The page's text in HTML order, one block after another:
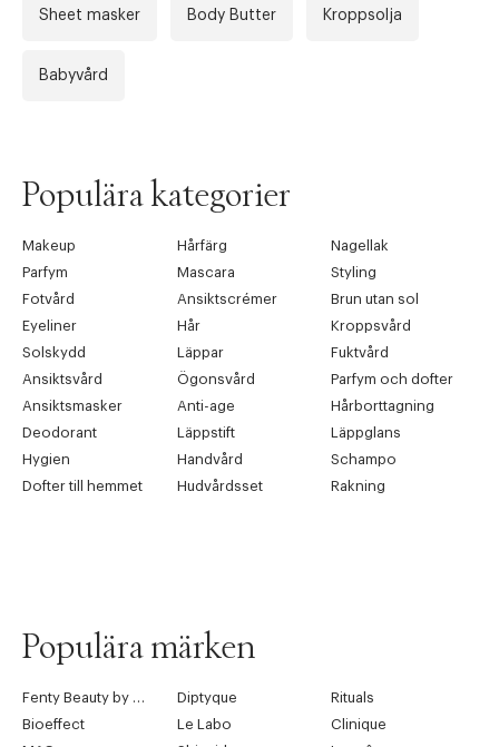
Sheet masker Body Butter Kroppsolja
Babyvård
Populära kategorier
Makeup Hårfärg
Nagellak
Parfym
Mascara
Styling
Fotvård
Ansiktscrémer
Brun utan sol
Eyeliner
Hår
Kroppsvård
Solskydd
Läppar
Fuktvård
Ansiktsvård
Ögonsvård
Parfym och dofter
Ansiktsmasker
Anti-age
Hårborttagning
Deodorant
Läppstift
Läppglans
Hygien
Handvård
Schampo
Dofter till hemmet
Hudvårdsset Rakning
Populära märken
Diptyque
Rituals
Bioeffect
Le Labo
Clinique